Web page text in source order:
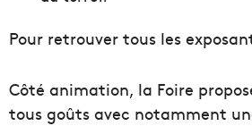
Pour retrouver tous les
Côté animation, la Foire
tous goûts avec notamment